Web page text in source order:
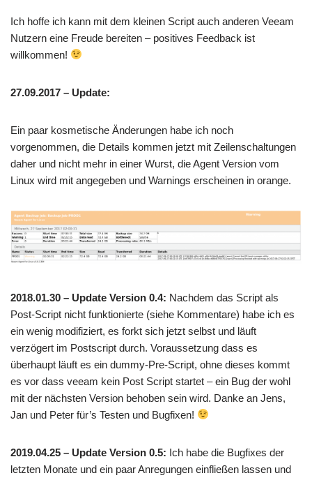
Ich hoffe ich kann mit dem kleinen Script auch anderen Veeam
Nutzern eine Freude bereiten – positives Feedback ist
willkommen!
27.09.2017 – Update:
Ein paar kosmetische Änderungen habe ich noch
vorgenommen, die Details kommen jetzt mit Zeilenschaltungen
daher und nicht mehr in einer Wurst, die Agent Version vom
Linux wird mit angegeben und Warnings erscheinen in orange.
2018.01.30 – Update Version 0.4: Nachdem das Script als
Post-Script nicht funktionierte (siehe Kommentare) habe ich es
ein wenig modifiziert, es forkt sich jetzt selbst und läuft
verzögert im Postscript durch. Voraussetzung dass es
überhaupt läuft es ein dummy-Pre-Script, ohne dieses kommt
es vor dass veeam kein Post Script startet – ein Bug der wohl
mit der nächsten Version behoben sein wird. Danke an Jens,
Jan und Peter für’s Testen und Bugfixen!
2019.04.25 – Update Version 0.5: Ich habe die Bugfixes der
letzten Monate und ein paar Anregungen einfließen lassen und